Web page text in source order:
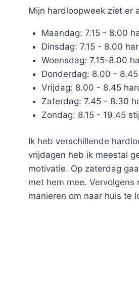
Mijn hardloopweek ziet er
Maandag: 7.15 - 8.00
Dinsdag: 7.15 - 8.00
Woensdag: 7.15-8.00
Donderdag: 8.00 -
Vrijdag: 8.00 - 8.45
Zaterdag: 7.45 - 8.30
Zondag: 8.15 - 19.45
Ik heb verschillende
vrijdagen heb ik meestal
motivatie. Op zaterdag
met hem mee.
manieren om naar huis te